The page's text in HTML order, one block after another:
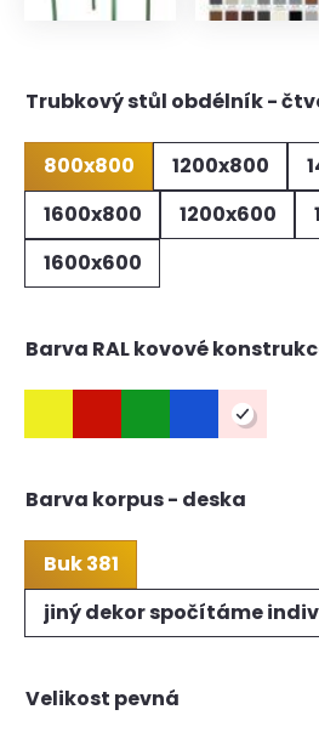
Trubkový stůl obdélník -
800x800 1200x800
1600x800
1200x600
1600x600
Barva RAL kovové
Barva korpus - deska
Buk 381
jiný dekor spočítáme
Velikost pevná